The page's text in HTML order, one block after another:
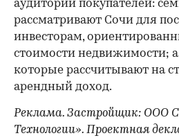
аудитории покупателей:
рассматривают Сочи для
инвесторам,
стоимости недвижимости;
которые рассчитывают на
арендный доход.
Реклама. Застройщик: ООО
Технологии». Проектная